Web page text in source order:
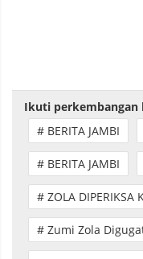
Ikuti
# BERITA JAMBI
# BERITA JAMBI
# ZOLA DIPERIKSA
# Zumi Zola